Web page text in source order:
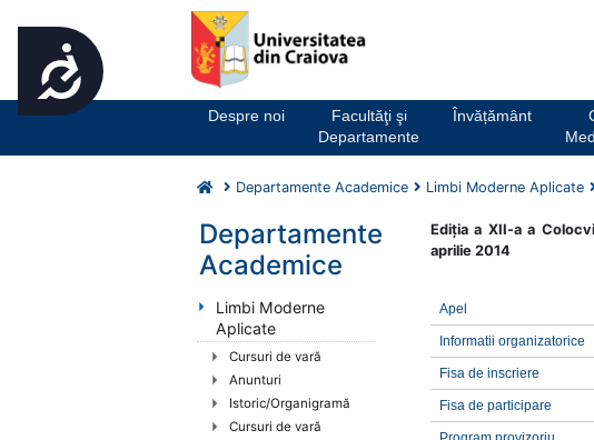
Accesibilitate
Notă:
Acest
website
un
Despre noi
Facultăţi şi
Departamente
Învățământ
Departamente Academice Limbi Moderne Aplicate
Departamente
Academice
Limbi Moderne
Aplicate
Cursuri de vară
Anunturi
Istoric/Organigramă
Cursuri de vară
Ediţia a XII-a a
aprilie 2014
Apel
Informatii organizatorice
Fisa de inscriere
Fisa de participare